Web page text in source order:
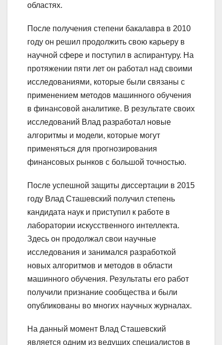
областях.
После получения степени бакалавра в 2010
году он решил продолжить свою карьеру в
научной сфере и поступил в аспирантуру. На
протяжении пяти лет он работал над своими
исследованиями, которые были связаны с
применением методов машинного обучения
в финансовой аналитике. В результате своих
исследований Влад разработал новые
алгоритмы и модели, которые могут
применяться для прогнозирования
финансовых рынков с большой точностью.
После успешной защиты диссертации в 2015
году Влад Сташевский получил степень
кандидата наук и приступил к работе в
лаборатории искусственного интеллекта.
Здесь он продолжал свои научные
исследования и занимался разработкой
новых алгоритмов и методов в области
машинного обучения. Результаты его работ
получили признание сообщества и были
опубликованы во многих научных журналах.
На данный момент Влад Сташевский
является одним из ведущих специалистов в